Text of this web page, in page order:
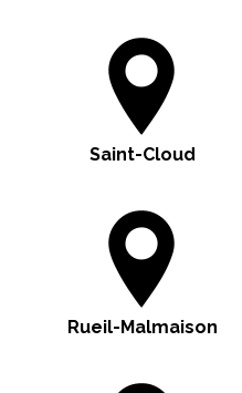
Saint-Cloud
Rueil-Malmaison